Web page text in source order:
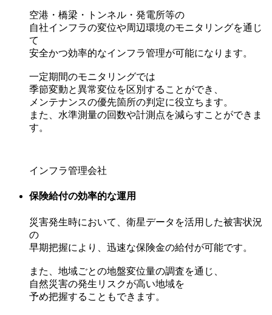
空港・橋梁・トンネル・発電所等の
自社インフラの変位や周辺環境のモニタリングを通じ
て
安全かつ効率的なインフラ管理が可能になります。
一定期間のモニタリングでは
季節変動と異常変位を区別することができ、
メンテナンスの優先箇所の判定に役立ちます。
また、水準測量の回数や計測点を減らすことができま
す。
インフラ管理会社
保険給付の効率的な運用
災害発生時において、衛星データを活用した被害状況
の
早期把握により、迅速な保険金の給付が可能です。
また、地域ごとの地盤変位量の調査を通じ、
自然災害の発生リスクが高い地域を
予め把握することもできます。